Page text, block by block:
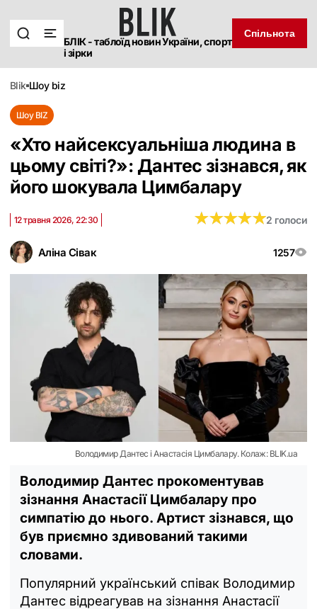
БЛІК - таблоїд новин України, спорт
і зірки
Спільнота
blik шоу biz
Шоу BIZ
«Хто найсексуальніша людина в
цьому світі?»: Дантес зізнався, як
його шокувала Цимбалару
Аліна Сівак 1257
12 травня 2026, 22:30 ★★★★★
★★★★★2 голоси
Володимир Дантес і Анастасія Цимбалару. Колаж: BLIK.ua
Володимир Дантес прокоментував
зізнання Анастасії Цимбалару про
симпатію до нього. Артист зізнався, що
був приємно здивований такими
словами.
Популярний український співак Володимир
Дантес відреагував на зізнання Анастасії